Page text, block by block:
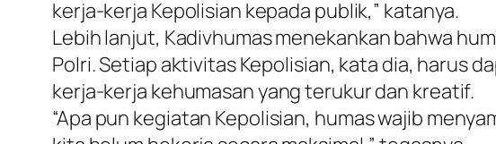
kerja-kerja Kepolisian kepada publik,” katanya.
Lebih lanjut, Kadivhumas menekankan bahwa
Polri. Setiap aktivitas Kepolisian, kata dia, harus
kerja-kerja kehumasan yang terukur dan kreatif.
“Apa pun kegiatan Kepolisian, humas wajib